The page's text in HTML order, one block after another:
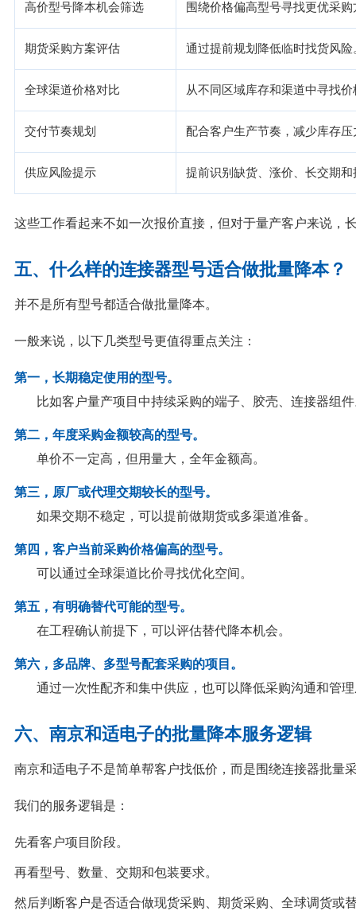
高价型号降本机会筛选 围绕价格偏高型号寻找更优采购
期货采购方案评估 通过提前规划降低临时找货风险
全球渠道价格对比 从不同区域库存和渠道中寻找
交付节奏规划 配合客户生产节奏，减少库存
供应风险提示 提前识别缺货、涨价、长交期
这些工作看起来不如一次报价直接，但对于量产客户来说，
五、什么样的连接器型号适合做批量降本？
并不是所有型号都适合做批量降本。
一般来说，以下几类型号更值得重点关注：
第一，长期稳定使用的型号。
比如客户量产项目中持续采购的端子、胶壳、连接器组件
第二，年度采购金额较高的型号。
单价不一定高，但用量大，全年金额高。
第三，原厂或代理交期较长的型号。
如果交期不稳定，可以提前做期货或多渠道准备。
第四，客户当前采购价格偏高的型号。
可以通过全球渠道比价寻找优化空间。
第五，有明确替代可能的型号。
在工程确认前提下，可以评估替代降本机会。
第六，多品牌、多型号配套采购的项目。
通过一次性配齐和集中供应，也可以降低采购沟通和管理
六、南京和适电子的批量降本服务逻辑
南京和适电子不是简单帮客户找低价，而是围绕连接器批量
我们的服务逻辑是：
先看客户项目阶段。
再看型号、数量、交期和包装要求。
然后判断客户是否适合做现货采购、期货采购、全球调货或